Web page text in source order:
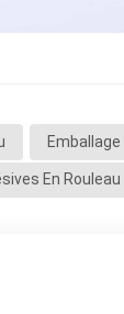
En Rouleau